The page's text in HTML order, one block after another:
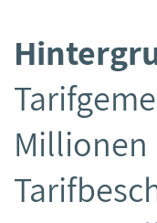
Millionen